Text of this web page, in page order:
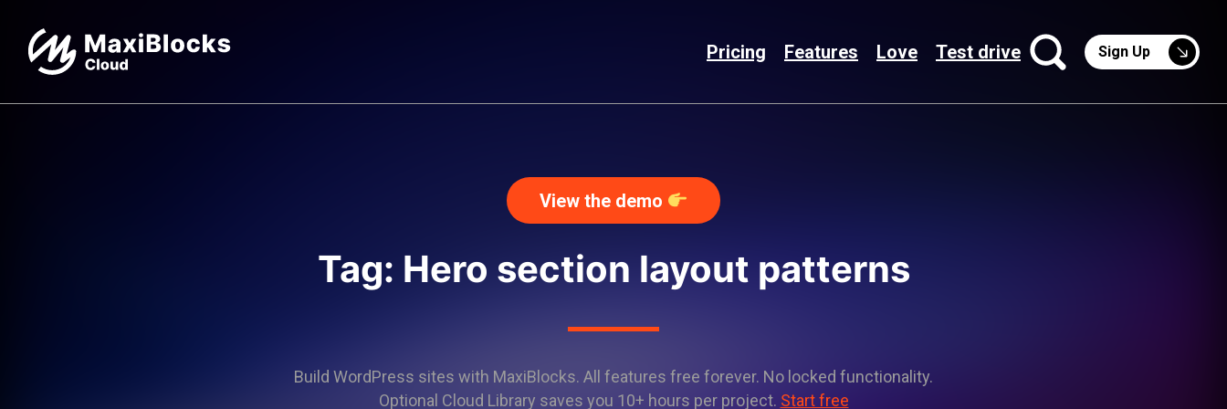
Pricing Features Love Test drive Sign Up
View the demo
Tag: Hero section layout patterns
Build WordPress sites with MaxiBlocks. All features free forever. No locked functionality.
Optional Cloud Library saves you 10+ hours per project. Start free